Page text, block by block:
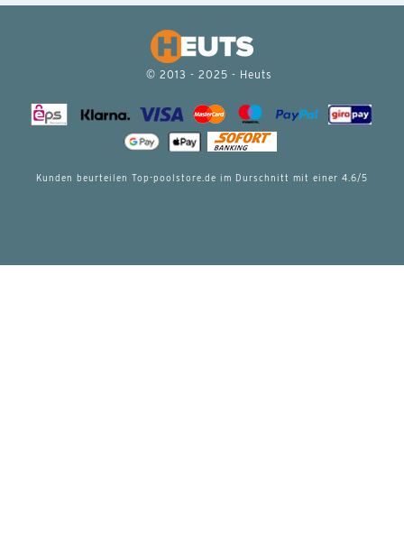
© 2013 - 2025 - Heuts
Kunden beurteilen Top-poolstore.de im Durschnitt mit einer 4.6/5